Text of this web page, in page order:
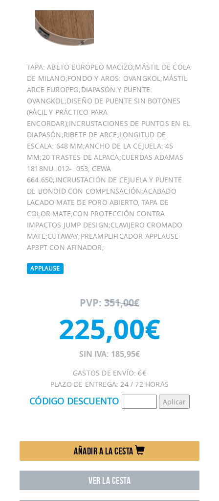
TAPA: ABETO EUROPEO MACIZO;MÁSTIL DE COLA
DE MILANO;FONDO Y AROS: OVANGKOL;MÁSTIL
ARCE EUROPEO;DIAPASÓN Y PUENTE:
OVANGKOL;DISEÑO DE PUENTE SIN BOTONES
(FÁCIL Y PRÁCTICO PARA
ENCORDAR);INCRUSTACIONES DE PUNTOS EN EL
DIAPASÓN;RIBETE DE ARCE;LONGITUD DE
ESCALA: 648 MM;ANCHO DE LA CEJUELA: 45
MM;20 TRASTES DE ALPACA;CUERDAS ADAMAS
1818NU .012- .053, GEWA
664.650;INCRUSTACIÓN DE CEJUELA Y PUENTE
DE BONOID CON COMPENSACIÓN;ACABADO
LACADO MATE DE PORO ABIERTO, TAPA DE
COLOR MATE;CON PROTECCIÓN CONTRA
IMPACTOS JUMP DESIGN;CLAVIJERO CROMADO
MATE;CUTAWAY;PREAMPLIFICADOR APPLAUSE
AP3PT CON AFINADOR;
APPLAUSE
PVP: 351,00€
225,00€
SIN IVA: 185,95€
GASTOS DE ENVÍO: 6€
PLAZO DE ENTREGA: 24 / 72 HORAS
CÓDIGO DESCUENTO
AÑADIR A LA CESTA
VER LA CESTA